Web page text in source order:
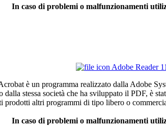
In caso di problemio malfunzionamenti
Adobe Reader
èun programma realizzato dallaAdobe
dalla stessa società cheha sviluppato ilPDF, è
prodotti altri programmi di tipo libero o
In caso di problemio malfunzionamenti